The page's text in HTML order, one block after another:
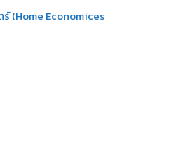
(Home Economices